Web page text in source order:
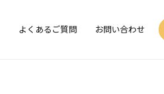
よくあるご質問 お問い合わせ